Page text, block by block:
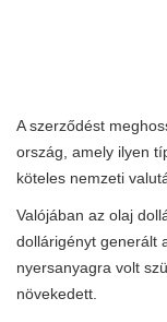
A szerződést
ország, amely ilyen
köteles nemzeti
Valójában az olaj
dollárigényt generált
nyersanyagra volt
növekedett.